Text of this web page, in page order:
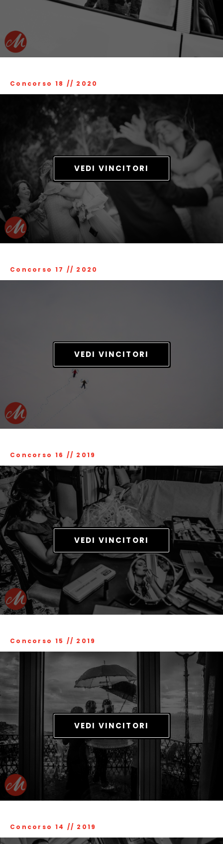
Concorso 18 // 2020
VEDI VINCITORI
Concorso 17 // 2020
VEDI VINCITORI
Concorso 16 // 2019
VEDI VINCITORI
Concorso 15 // 2019
VEDI VINCITORI
Concorso 14 // 2019